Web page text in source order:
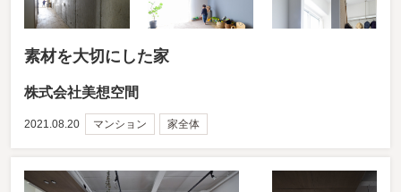
素材を大切にした家
株式会社美想空間
2021.08.20 マンション 家全体